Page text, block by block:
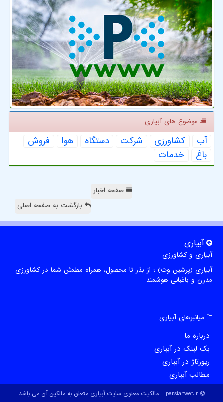
موضوع های آبیاری
آب كشاورزی شركت دستگاه هوا
فروش
باغ
خدمات
صفحه اخبار
بازگشت به صفحه اصلی
آبیاری
آبیاری و کشاورزی
آبیاری (پرشین وت) ؛ از بذر تا محصول، همراه مطمئن شما در کشاورزی
مدرن و باغبانی هوشمند
میانبرهای آبیاری
درباره ما
بک لینک در آبیاری
رپورتاژ در آبیاری
مطالب آبیاری